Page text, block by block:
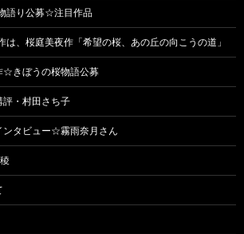
語り公募☆注目作品
は、桜庭美夜作「希望の桜、あの丘の向こうの道」
☆きぼうの桜物語公募
・村田さち子
ンタビュー☆霧雨奈月さん